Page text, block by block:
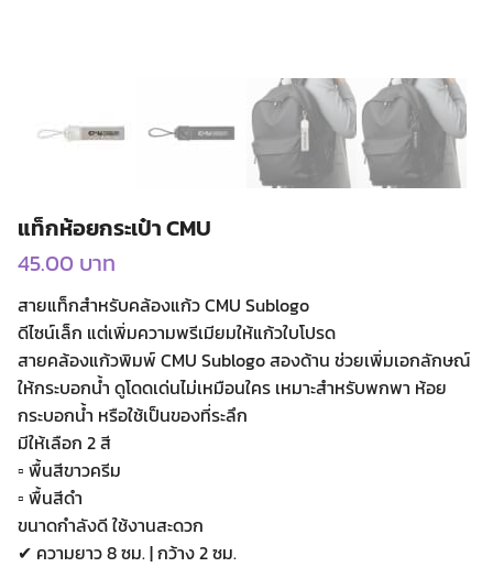
แท็กห้อยกระเป๋า CMU
45.00 บาท
สายแท็กสำหรับคล้องแก้ว CMU Sublogo
ดีไซน์เล็ก แต่เพิ่มความพรีเมียมให้แก้วใบโปรด
สายคล้องแก้วพิมพ์ CMU Sublogo สองด้าน ช่วยเพิ่มเอกลักษณ์
ให้กระบอกน้ำ ดูโดดเด่นไม่เหมือนใคร เหมาะสำหรับพกพา ห้อย
กระบอกน้ำ หรือใช้เป็นของที่ระลึก
มีให้เลือก 2 สี
▫ พื้นสีขาวครีม
▫ พื้นสีดำ
ขนาดกำลังดี ใช้งานสะดวก
✔ ความยาว 8 ซม. | กว้าง 2 ซม.